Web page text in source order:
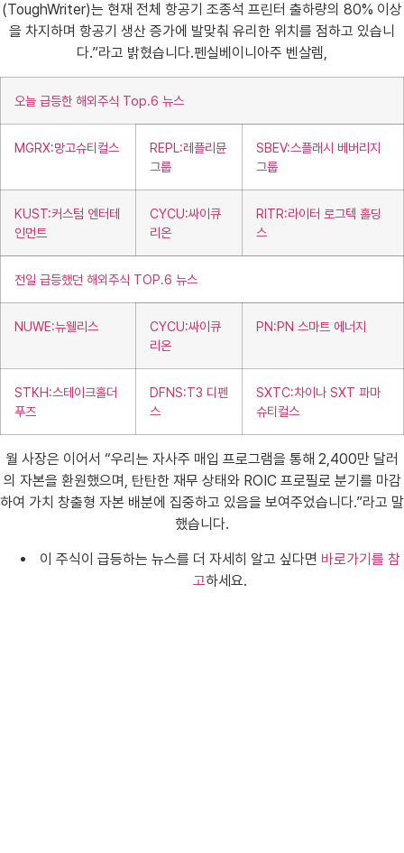
(ToughWriter)는 현재 전체 항공기 조종석 프린터 출하량의 80% 이상
을 차지하며 항공기 생산 증가에 발맞춰 유리한 위치를 점하고 있습니
다.”라고 밝혔습니다.펜실베이니아주 벤살렘,
오늘 급등한 해외주식 Top.6 뉴스
MGRX:망고슈티컬스
REPL:레플리뮨
그룹
SBEV:스플래시 베버리지
그룹
KUST:커스텀 엔터테
인먼트
CYCU:싸이큐
리온
RITR:라이터 로그텍 홀딩
스
전일 급등했던 해외주식 TOP.6 뉴스
NUWE:뉴웰리스
CYCU:싸이큐
리온
PN:PN 스마트 에너지
STKH:스테이크홀더
푸즈
DFNS:T3 디펜
스
SXTC:차이나 SXT 파마
슈티컬스
월 사장은 이어서 “우리는 자사주 매입 프로그램을 통해 2,400만 달러
의 자본을 환원했으며, 탄탄한 재무 상태와 ROIC 프로필로 분기를 마감
하여 가치 창출형 자본 배분에 집중하고 있음을 보여주었습니다.”라고 말
했습니다.
이 주식이 급등하는 뉴스를 더 자세히 알고 싶다면 바로가기를 참
고하세요.